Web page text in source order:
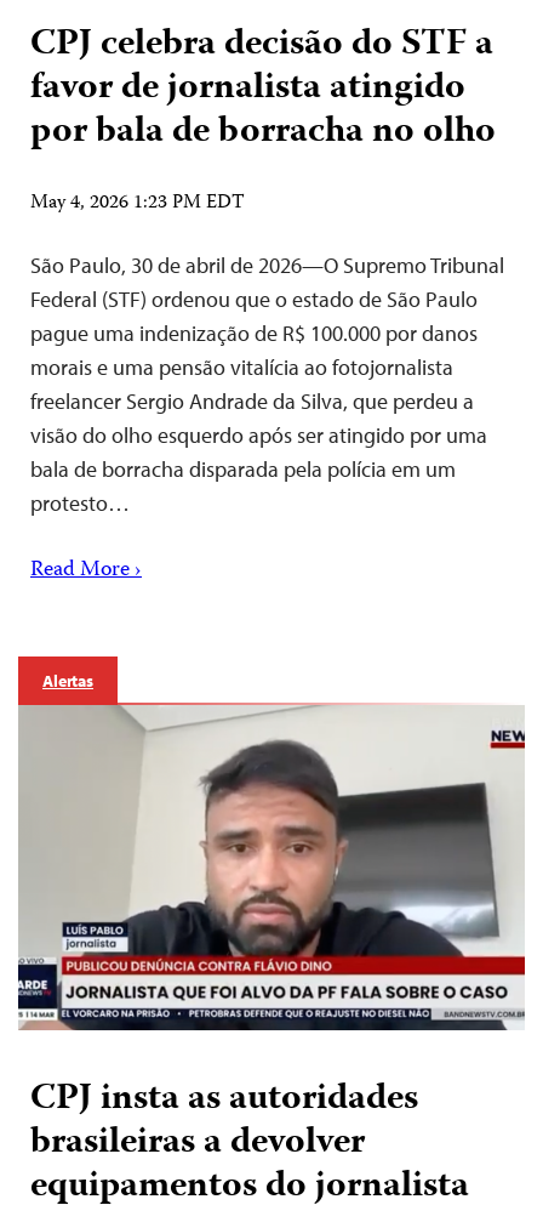
CPJ celebra decisão do STF a
favor de jornalista atingido
por bala de borracha no olho
May 4, 2026 1:23 PM EDT
São Paulo, 30 de abril de 2026—O Supremo Tribunal
Federal (STF) ordenou que o estado de São Paulo
pague uma indenização de R$ 100.000 por danos
morais e uma pensão vitalícia ao fotojornalista
freelancer Sergio Andrade da Silva, que perdeu a
visão do olho esquerdo após ser atingido por uma
bala de borracha disparada pela polícia em um
protesto…
Read More ›
Alertas
CPJ insta as autoridades
brasileiras a devolver
equipamentos do jornalista